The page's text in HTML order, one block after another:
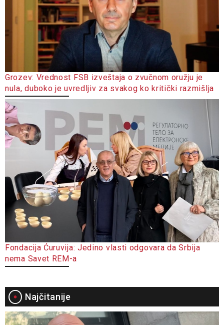
Grozev: Vrednost FSB izveštaja o zvučnom oružju je
nula, duboko je uvredljiv za svakog ko kritički razmišlja
Fondacija Ćuruvija: Jedino vlasti odgovara da Srbija
nema Savet REM-a
Najčitanije